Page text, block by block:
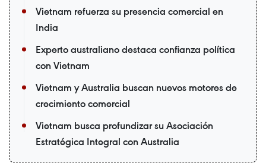
Vietnam refuerza su presencia comercial en
India
Experto australiano destaca confianza política
con Vietnam
Vietnam y Australia buscan nuevos motores de
crecimiento comercial
Vietnam busca profundizar su Asociación
Estratégica Integral con Australia